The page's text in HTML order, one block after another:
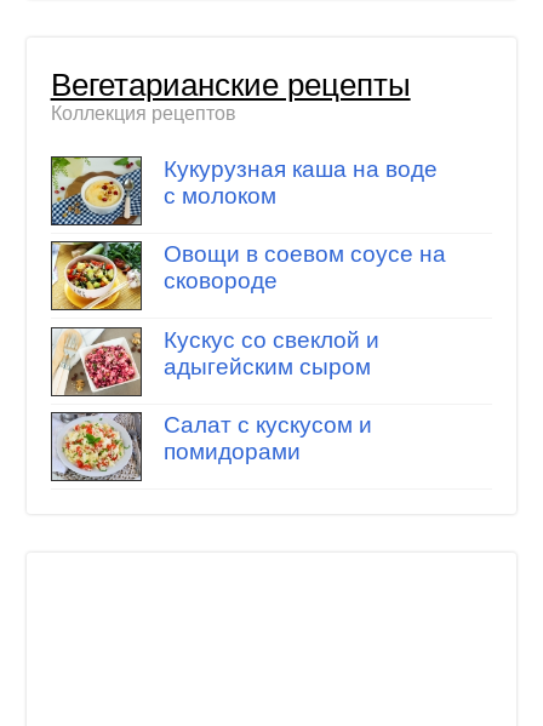
Вегетарианские рецепты
Коллекция рецептов
Кукурузная каша на воде
с молоком
Овощи в соевом соусе на
сковороде
Кускус со свеклой и
адыгейским сыром
Салат с кускусом и
помидорами